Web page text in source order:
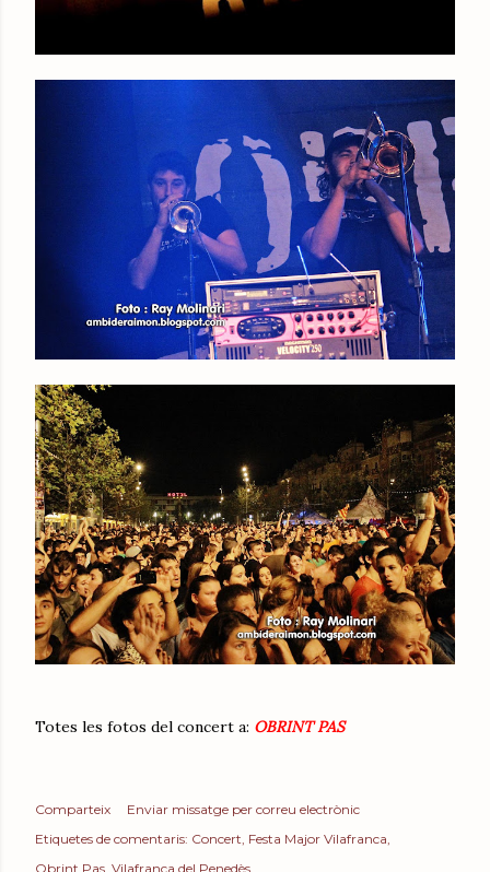
Totes les fotos del concert a: OBRINT PAS
Comparteix
Enviar missatge per correu electrònic
Etiquetes de comentaris: Concert Festa Major Vilafranca
Obrint Pas Vilafranca del Penedès